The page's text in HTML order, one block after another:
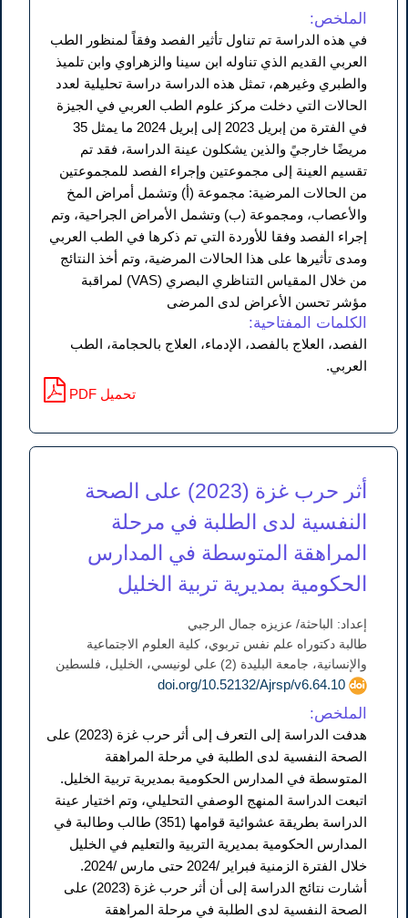
الملخص:
في هذه الدراسة تم تناول تأثير الفصد وفقاً لمنظور الطب
العربي القديم الذي تناوله ابن سينا والزهراوي وابن تلميذ
والطبري وغيرهم، تمثل هذه الدراسة دراسة تحليلية لعدد
الحالات التي دخلت مركز علوم الطب العربي في الجيزة
في الفترة من إبريل 2023 إلى إبريل 2024 ما يمثل 35
مريضًا خارجيً والذين يشكلون عينة الدراسة، فقد تم
تقسيم العينة إلى مجموعتين وإجراء الفصد للمجموعتين
من الحالات المرضية: مجموعة (أ) وتشمل أمراض المخ
والأعصاب، ومجموعة (ب) وتشمل الأمراض الجراحية، وتم
إجراء الفصد وفقا للأوردة التي تم ذكرها في الطب العربي
ومدى تأثيرها على هذا الحالات المرضية، وتم أخذ النتائج
من خلال المقياس التناظري البصري (VAS) لمراقبة
مؤشر تحسن الأعراض لدى المرضى
الكلمات المفتاحية:
الفصد، العلاج بالفصد، الإدماء، العلاج بالحجامة، الطب
العربي.
PDF تحميل
أثر حرب غزة (2023) على الصحة
النفسية لدى الطلبة في مرحلة
المراهقة المتوسطة في المدارس
الحكومية بمديرية تربية الخليل
إعداد: الباحثة/ عزيزه جمال الرجبي
طالبة دكتوراه علم نفس تربوي، كلية العلوم الاجتماعية
والإنسانية، جامعة البليدة (2) علي لونيسي، الخليل، فلسطين
doi.org/10.52132/Ajrsp/v6.64.10
الملخص:
هدفت الدراسة إلى التعرف إلى أثر حرب غزة (2023) على
الصحة النفسية لدى الطلبة في مرحلة المراهقة
المتوسطة في المدارس الحكومية بمديرية تربية الخليل.
اتبعت الدراسة المنهج الوصفي التحليلي، وتم اختيار عينة
الدراسة بطريقة عشوائية قوامها (351) طالب وطالبة في
المدارس الحكومية بمديرية التربية والتعليم في الخليل
خلال الفترة الزمنية فبراير /2024 حتى مارس /2024.
أشارت نتائج الدراسة إلى أن أثر حرب غزة (2023) على
الصحة النفسية لدى الطلبة في مرحلة المراهقة